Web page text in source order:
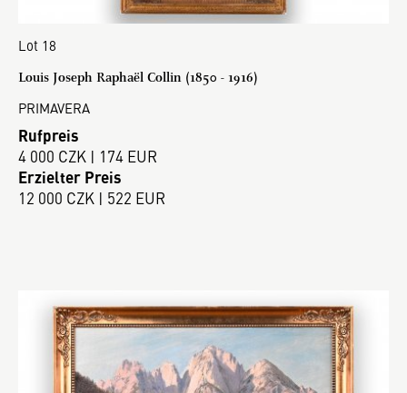
Lot 18
Louis Joseph Raphaël Collin (1850 - 1916)
PRIMAVERA
Rufpreis
4 000 CZK | 174 EUR
Erzielter Preis
12 000 CZK | 522 EUR